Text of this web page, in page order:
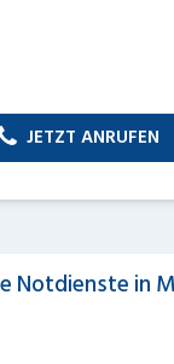
JETZT ANRUFEN
Notdienste in